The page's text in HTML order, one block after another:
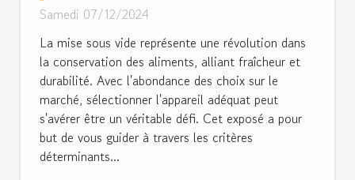
Samedi 07/12/2024
La mise sous vide représente une révolution dans
la conservation des aliments, alliant fraîcheur et
durabilité. Avec l'abondance des choix sur le
marché, sélectionner l'appareil adéquat peut
s'avérer être un véritable défi. Cet exposé a pour
but de vous guider à travers les critères
déterminants...